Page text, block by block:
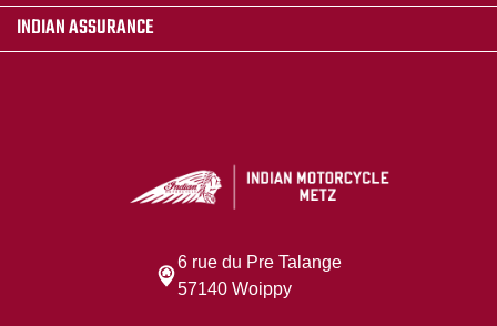
INDIAN ASSURANCE
6 rue du Pre Talange
57140 Woippy